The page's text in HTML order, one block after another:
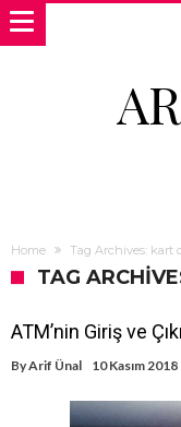
Home Tag Archives: kart
TAG
ATM’nin Giriş ve
ByArif Ünal 10 Kasım 2018